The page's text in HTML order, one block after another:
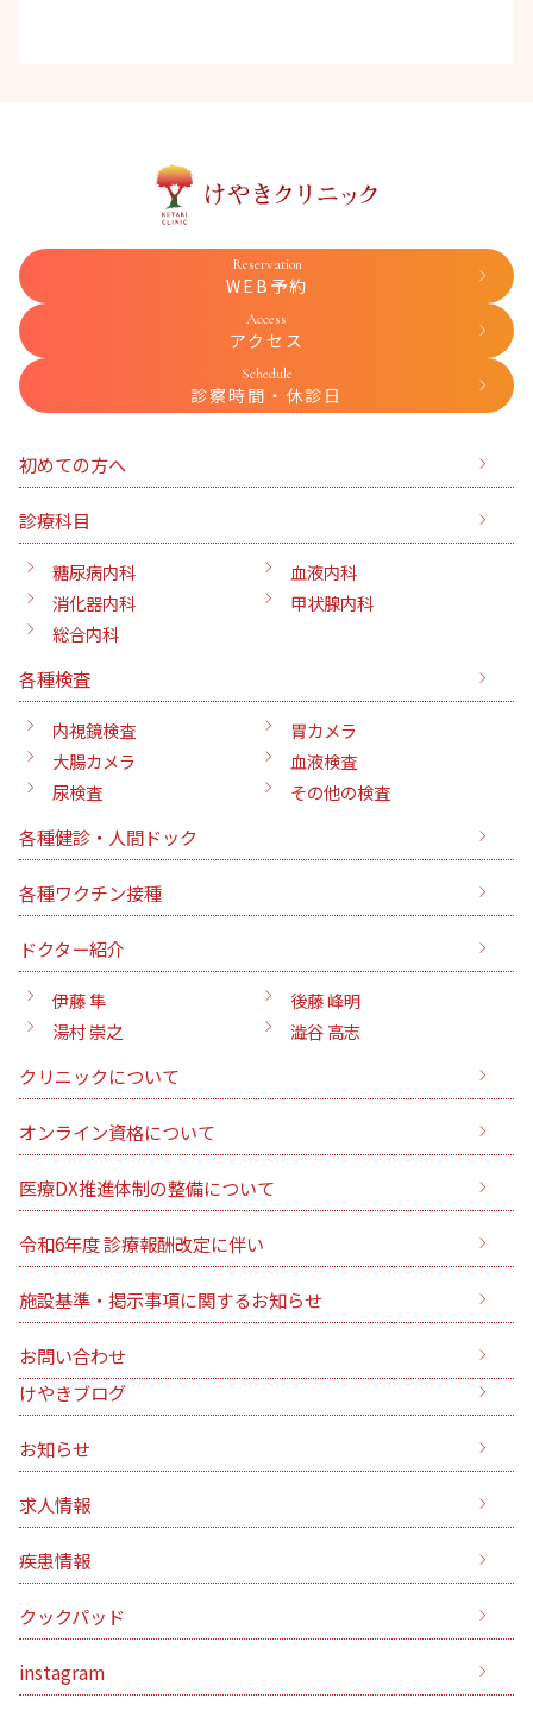
Reservation
WEB予約
Access
アクセス
Schedule
診察時間・休診日
初めての方へ
診療科目
糖尿病内科
血液内科
消化器内科
甲状腺内科
総合内科
各種検査
内視鏡検査
胃カメラ
大腸カメラ
血液検査
尿検査
その他の検査
各種健診・人間ドック
各種ワクチン接種
ドクター紹介
伊藤 隼
後藤 峰明
湯村 崇之
澁谷 高志
クリニックについて
オンライン資格について
医療DX推進体制の整備について
令和6年度 診療報酬改定に伴い
施設基準・掲示事項に関するお知らせ
お問い合わせ
けやきブログ
お知らせ
求人情報
疾患情報
クックパッド
instagram